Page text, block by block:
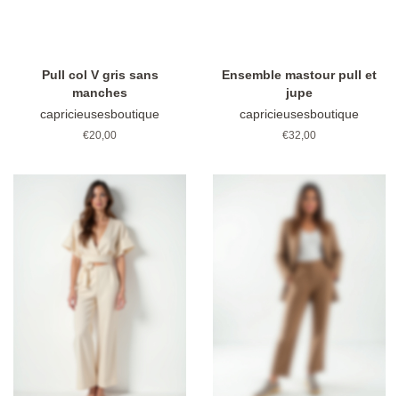
Pull col V gris sans
manches
capricieusesboutique
Prix
€20,00
Ensemble mastour pull et
jupe
capricieusesboutique
Prix
€32,00